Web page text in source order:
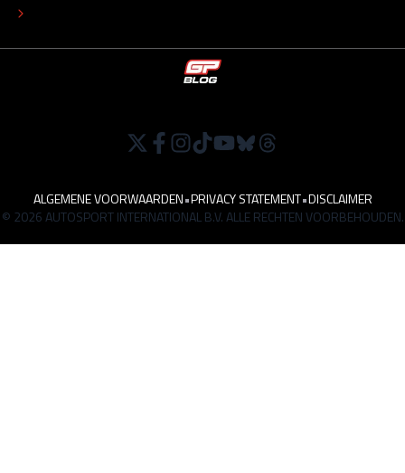
ALGEMENE VOORWAARDEN•PRIVACY STATEMENT•DISCLAIMER
© 2026 AUTOSPORT INTERNATIONAL B.V. ALLE RECHTEN VOORBEHOUDEN.